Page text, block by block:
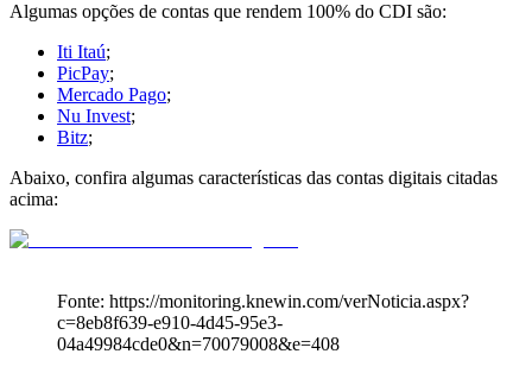
Algumas opções de contas que rendem 100% do CDI são:
Iti Itaú;
PicPay;
Mercado Pago;
Nu Invest;
Bitz;
Abaixo, confira algumas características das contas digitais citadas
acima:
Fonte: https://monitoring.knewin.com/verNoticia.aspx?
c=8eb8f639-e910-4d45-95e3-
04a49984cde0&n=70079008&e=408